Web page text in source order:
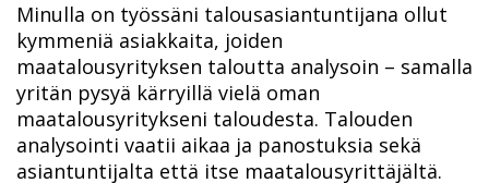
Minulla on työssäni talousasiantuntijana ollut
kymmeniä asiakkaita, joiden
maatalousyrityksen taloutta analysoin – samalla
yritän pysyä kärryillä vielä oman
maatalousyritykseni taloudesta. Talouden
analysointi vaatii aikaa ja panostuksia sekä
asiantuntijalta että itse maatalousyrittäjältä.